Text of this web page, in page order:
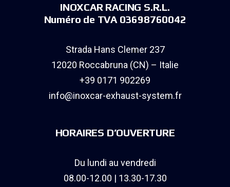
INOXCAR RACING S.R.L.
Numéro de TVA 03698760042
Strada Hans Clemer 237
12020 Roccabruna (CN) – Italie
+39 0171 902269
info@inoxcar-exhaust-system.fr
HORAIRES D’OUVERTURE
Du lundi au vendredi
08.00-12.00 | 13.30-17.30